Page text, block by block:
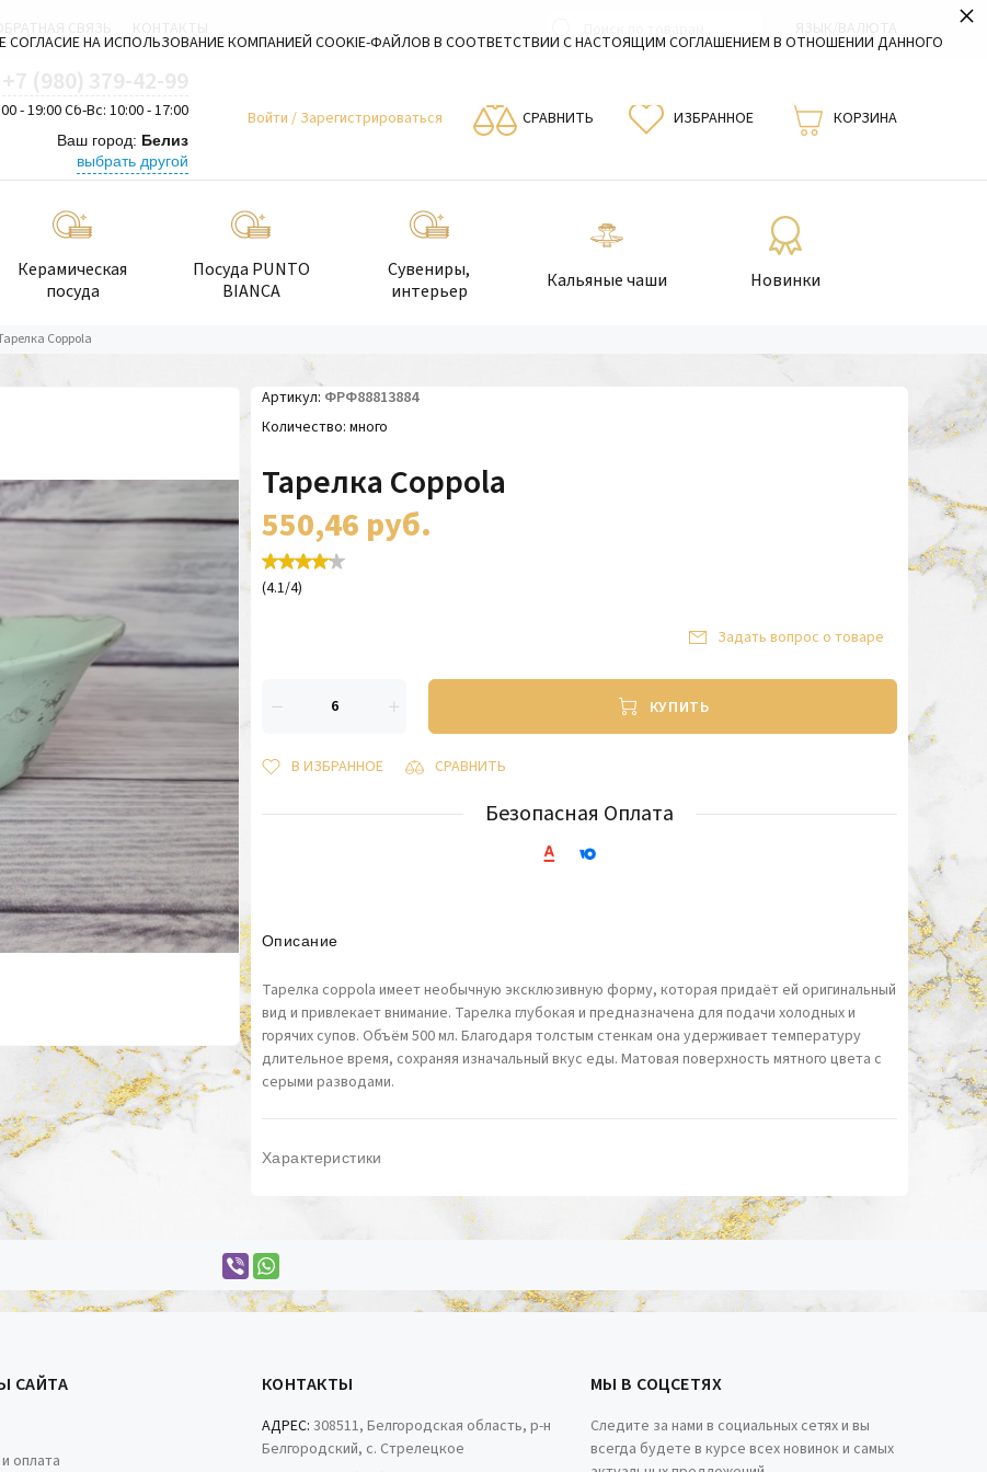
- 19:00 Сб-Вс: 10:00 - 17:00
Ваш город: Белиз
выбрать другой
Войти / Зарегистрироваться СРАВНИТЬ ИЗБРАННОЕ КОРЗИНА
Керамическая
посуда
Посуда PUNTO
BIANCA
Сувениры,
интерьер
Кальяные чаши Новинки
Coppola
Артикул ФРФ88813884
Количество много
Тарелка Coppola
550,46 руб.
(4.1/4)
Задать вопрос о товаре
КУПИТЬ
В ИЗБРАННОЕ СРАВНИТЬ
Безопасная Оплата
Описание
Тарелка coppola имеет необычную эксклюзивную форму, которая придаёт ей оригинальный
вид и привлекает внимание. Тарелка глубокая и предназначена для подачи холодных и
горячих супов. Объём 500 мл. Благодаря толстым стенкам она удерживает температуру
длительное время, сохраняя изначальный вкус еды. Матовая поверхность мятного цвета с
серыми разводами.
Характеристики
САЙТА
оплата
КОНТАКТЫ
АДРЕС: 308511, Белгородская область, р-н
Белгородский, с. Стрелецкое
МЫ В СОЦСЕТЯХ
Следите за нами в социальных сетях и вы
всегда будете в курсе всех новинок и самых
НА ИСПОЛЬЗОВАНИЕ КОМПАНИЕЙ COOKIE-ФАЙЛОВ В СООТВЕТСТВИИ С НАСТОЯЩИМ СОГЛАШЕНИЕМ В ОТНОШЕНИИ ДАННОГО
×